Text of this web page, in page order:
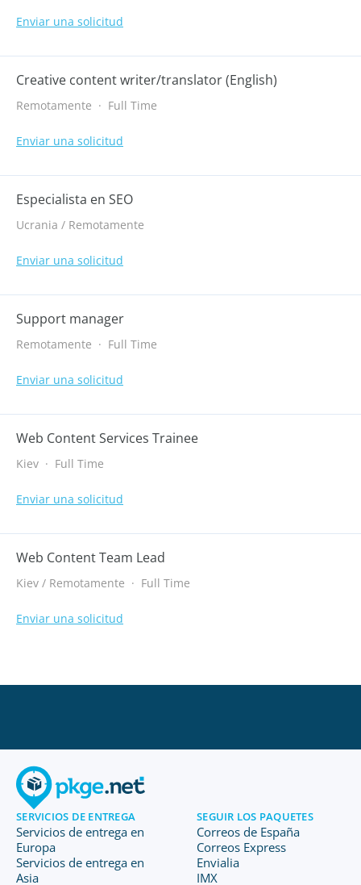
Enviar una solicitud
Creative content writer/translator (English)
Remotamente · Full Time
Enviar una solicitud
Especialista en SEO
Ucrania / Remotamente
Enviar una solicitud
Support manager
Remotamente · Full Time
Enviar una solicitud
Web Content Services Trainee
Kiev · Full Time
Enviar una solicitud
Web Content Team Lead
Kiev / Remotamente · Full Time
Enviar una solicitud
SERVICIOS DE ENTREGA
Servicios de entrega en
Europa
Servicios de entrega en
Asia
SEGUIR LOS PAQUETES
Correos de España
Correos Express
Envialia
IMX